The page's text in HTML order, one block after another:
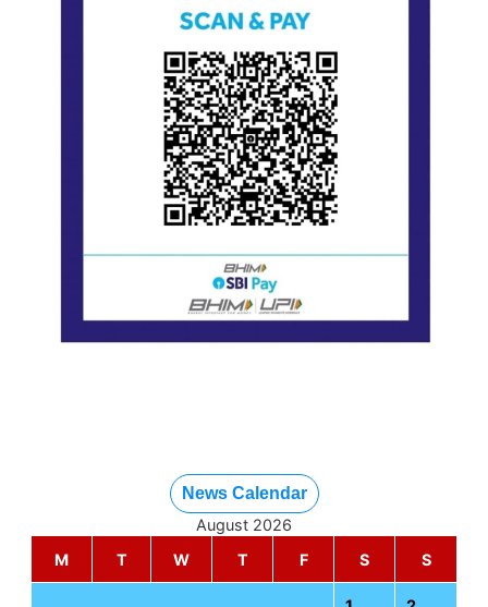
News Calendar
August 2026
M
T W T F S S